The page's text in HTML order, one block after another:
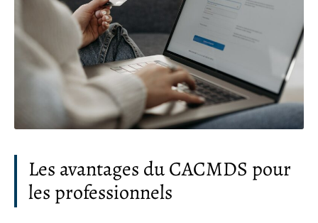
Les avantages du CACMDS pour
les professionnels